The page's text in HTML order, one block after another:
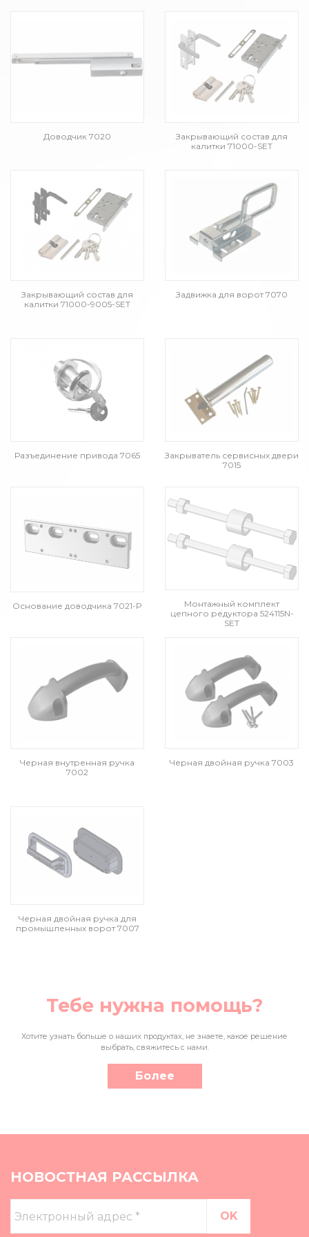
Доводчик 7020
Закрывающий состав для
калитки 71000-SET
Закрывающий состав для
калитки 71000-9005-SET
Задвижка для ворот 7070
Разъединение привода 7065
Закрыватель сервисных двери
7015
Основание доводчика 7021-P
Монтажный комплект
цепного редуктора 524115N-
SET
Черная внутренная ручка
7002
Черная двойная ручка 7003
Черная двойная ручка для
промышленных ворот 7007
Тебе нужна помощь?
Хотите узнать больше о наших продуктах, не знаете, какое решение
выбрать, свяжитесь с нами.
Более
НОВОСТНАЯ РАССЫЛКА
адрес